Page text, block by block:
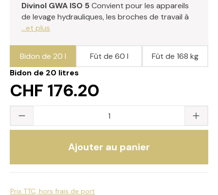
Divinol GWA ISO 5Convient pour les appareils
de levage hydrauliques, les broches de travail à
...et plus
Bidon de 20 litres
CHF 176.20
Bidon de 20 l Fût de 60 l Fût de 168 kg
Quantité du produit : saisissez la valeur
Ajouter au panier
Prix TTC, hors frais de port